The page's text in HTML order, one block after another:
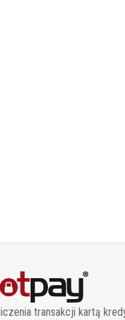
transakcji kartą